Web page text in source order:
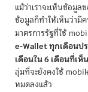
แม้ว่าเราจะเห็นข้อมู
ข้อมูลก็ทำให้เห็นว่ามี
มาตรการรัฐที่ใช้
e-Wallet ทุกเดือนป
เดือนใน 6 เดือนที่เ
ลุ่มที่จะยังคงใช้
หมดลงแล้ว